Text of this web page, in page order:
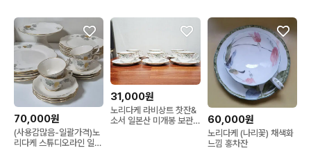
70,000원
(사용감많음-일괄가격)노
리다케 스튜디오라인 일괄
31,000원
노리다케 라비상트 찻잔&
소서 일본산 미개봉 보관
60,000원
노리다케 (나리꽃) 채색화
느낌 홍차잔